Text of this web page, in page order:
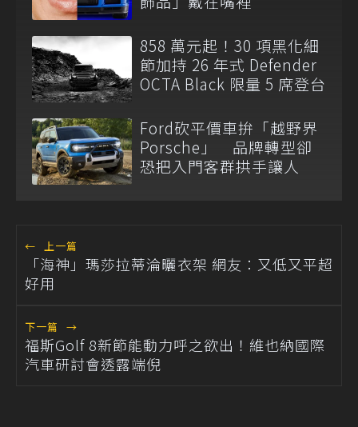
858 萬元起！30 項黑化細
節加持 26 年式 Defender
OCTA Black 限量 5 席登台
Ford砍平價車拚「越野界
Porsche」 品牌轉型卻
恐把入門客群拱手讓人
← 上一篇
「海神」瑪莎拉蒂淪曬衣架 網友：又低又平超
好用
下一篇 →
福斯Golf 8新節能動力呼之欲出！維也納國際
汽車研討會透露端倪